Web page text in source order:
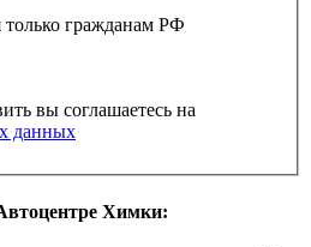
только гражданам РФ
вы соглашаетесь на
данных
Химки: